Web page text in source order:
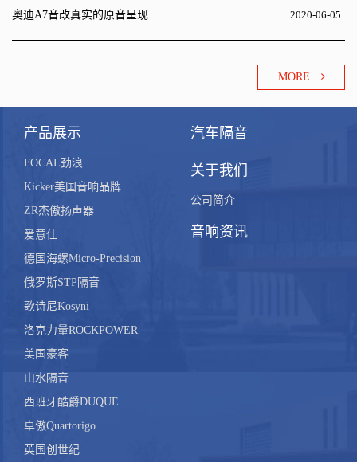
奥迪A7音改真实的原音呈现 2020-06-05
MORE
产品展示
FOCAL劲浪
Kicker美国音响品牌
ZR杰傲扬声器
爱意仕
德国海螺Micro-Precision
俄罗斯STP隔音
歌诗尼Kosyni
洛克力量ROCKPOWER
美国豪客
山水隔音
西班牙酷爵DUQUE
卓傲Quartorigo
英国创世纪
汽车隔音
关于我们
公司简介
音响资讯